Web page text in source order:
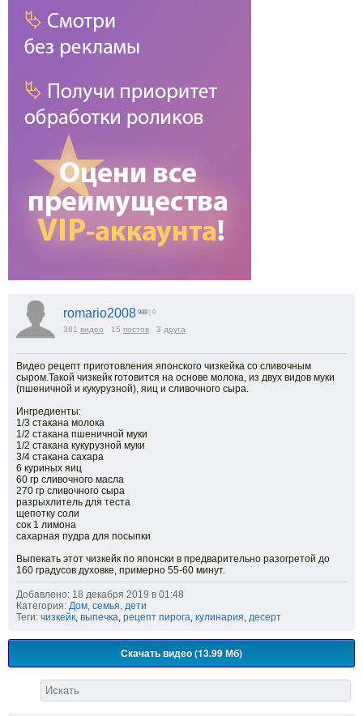
romario2008 988 | 0
381 видео 15 постов 3 друга
Видео рецепт приготовления японского чизкейка со сливочным
сыром.Такой чизкейк готовится на основе молока, из двух видов муки
(пшеничной и кукурузной), яиц и сливочного сыра.
Ингредиенты:
1/3 стакана молока
1/2 стакана пшеничной муки
1/2 стакана кукурузной муки
3/4 стакана сахара
6 куриных яиц
60 гр сливочного масла
270 гр сливочного сыра
разрыхлитель для теста
щепотку соли
сок 1 лимона
сахарная пудра для посыпки
Выпекать этот чизкейк по японски в предварительно разогретой до
160 градусов духовке, примерно 55-60 минут.
Добавлено: 18 декабря 2019 в 01:48
Категория: Дом, семья, дети
Теги: чизкейк, выпечка, рецепт пирога, кулинария, десерт
Скачать видео (13.99 Мб)